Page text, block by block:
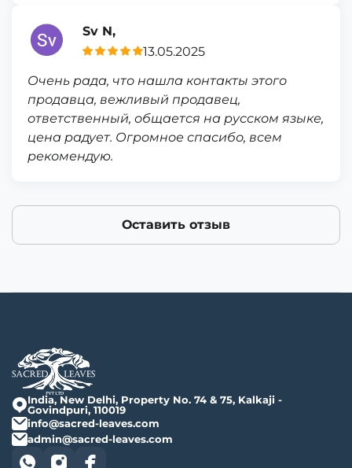
Sv N,
13.05.2025
Очень рада, что нашла контакты этого
продавца, вежливый продавец,
ответственный, общается на русском языке,
цена радует. Огромное спасибо, всем
рекомендую.
Оставить отзыв
India, New Delhi, Property No. 74 & 75, Kalkaji -
Govindpuri, 110019
info@sacred-leaves.com
admin@sacred-leaves.com